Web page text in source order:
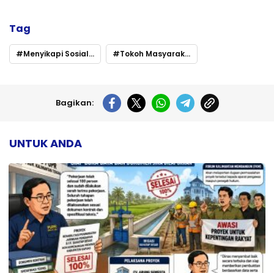
Tag
Menyikapi Sosialisasi DAD Barito Utara ke PT BEK Tokoh Masyarakat Tuding “Hanya Cari Ampau
Bagikan:
UNTUK ANDA